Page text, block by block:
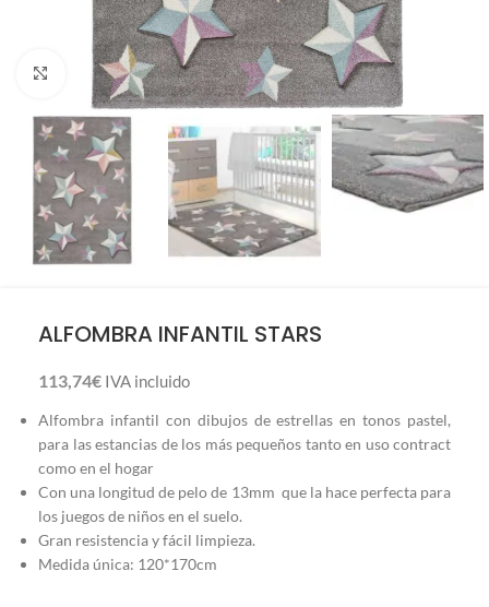
Click to enlarge
ALFOMBRA INFANTIL STARS
113,74€ IVA incluido
Alfombra infantil con dibujos de estrellas en tonos pastel,
para las estancias de los más pequeños tanto en uso contract
como en el hogar
Con una longitud de pelo de 13mm que la hace perfecta para
los juegos de niños en el suelo.
Gran resistencia y fácil limpieza.
Medida única: 120*170cm